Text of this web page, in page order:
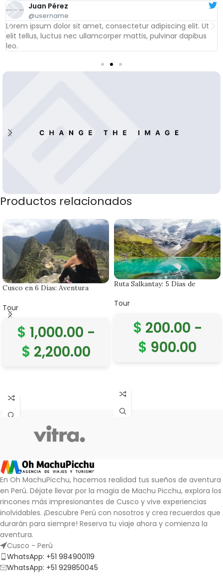
Juan Pérez
@username
Lorem ipsum dolor sit amet, consectetur adipiscing elit. Ut
elit tellus, luctus nec ullamcorper mattis, pulvinar dapibus
leo.
Banner title, click to edit.
Productos relacionados
Cusco en 6 Días: Aventura
Tour
$ 1,000.00 -
$ 2,200.00
Ruta Salkantay: 5 Días de
Picchu
Tour
$ 200.00 -
$ 900.00
En Oh MachuPicchu, hacemos realidad tus sueños de aventura
en Perú. Déjate llevar por la magia de Machu Picchu, explora los
rincones más impresionantes de Cusco y vive experiencias
inolvidables. ¡Descubre Perú con nosotros y crea recuerdos que
durarán para siempre! Reserva tu viaje ahora y comienza la
aventura.
Cusco - Perú
WhatsApp: +51 984900119
WhatsApp: +51 929850045